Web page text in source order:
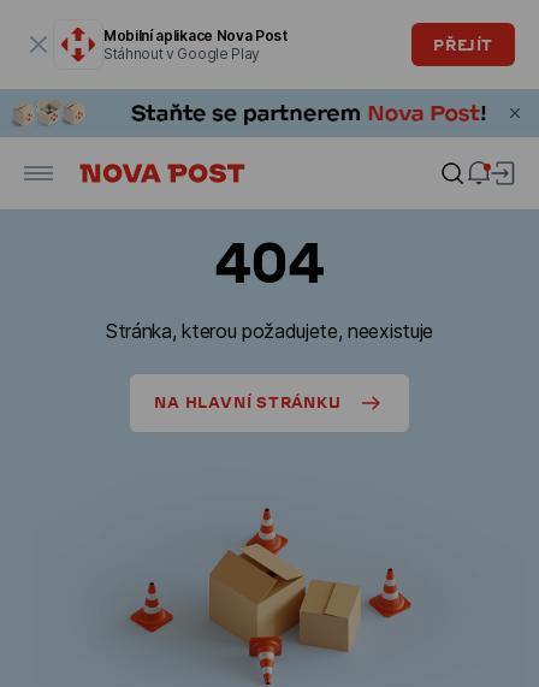
Mobilní aplikace Nova Post
Stáhnout v Google Play
PŘEJÍT
404
Stránka, kterou požadujete, neexistuje
NA HLAVNÍ STRÁNKU